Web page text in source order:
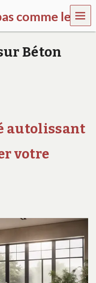
comme lesMEN
U
Béton
autolissant
votre